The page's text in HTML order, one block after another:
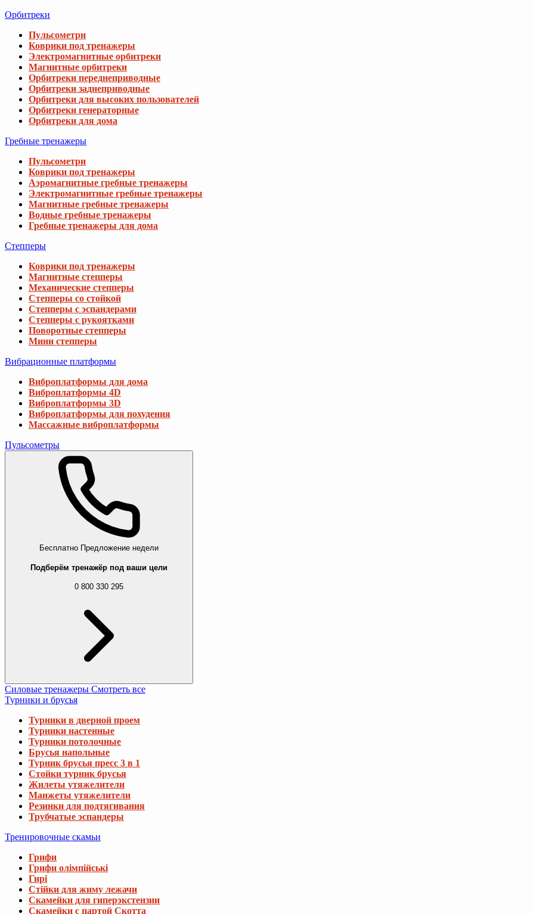
Орбитреки
Пульсометри
Коврики под тренажеры
Электромагнитные орбитреки
Магнитные орбитреки
Орбитреки переднеприводные
Орбитреки заднеприводные
Орбитреки для высоких пользователей
Орбитреки генераторные
Орбитреки для дома
Гребные тренажеры
Пульсометри
Коврики под тренажеры
Аэромагнитные гребные тренажеры
Электромагнитные гребные тренажеры
Магнитные гребные тренажеры
Водные гребные тренажеры
Гребные тренажеры для дома
Степперы
Коврики под тренажеры
Магнитные степперы
Механические степперы
Степперы со стойкой
Степперы с эспандерами
Степперы с рукоятками
Поворотные степперы
Мини степперы
Вибрационные платформы
Виброплатформы для дома
Виброплатформы 4D
Виброплатформы 3D
Виброплатформы для похудения
Массажные виброплатформы
Пульсометры
Бесплатно Предложение недели
Подберём тренажёр под ваши цели
0 800 330 295
Силовые тренажеры Смотреть все
Турники и брусья
Турники в дверной проем
Турники настенные
Турники потолочные
Брусья напольные
Турник брусья пресс 3 в 1
Стойки турник брусья
Жилеты утяжелители
Манжеты утяжелители
Резинки для подтягивания
Трубчатые эспандеры
Тренировочные скамьи
Грифи
Грифи олімпійські
Гирі
Стійки для жиму лежачи
Скамейки для гиперэкстензии
Скамейки с партой Скотта